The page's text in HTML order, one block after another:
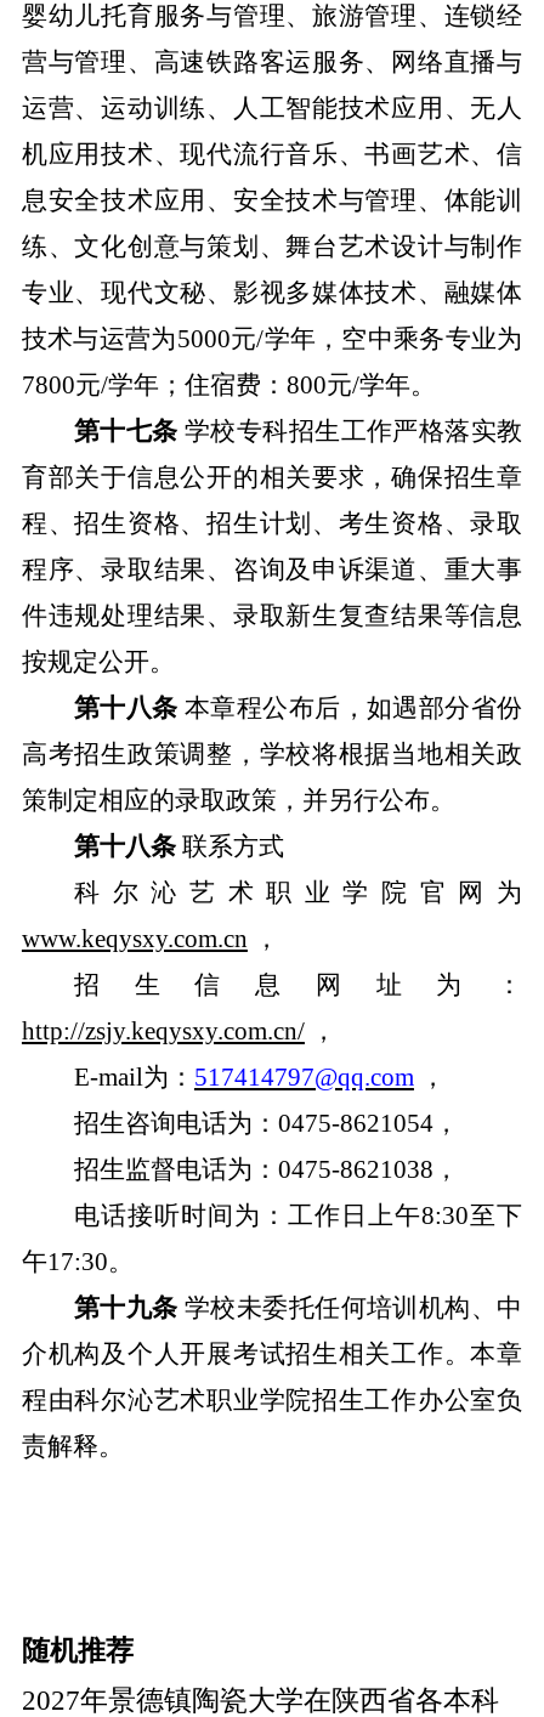
婴幼儿托育服务与管理、旅游管理、连锁经
营与管理、高速铁路客运服务、网络直播与
运营、运动训练、人工智能技术应用、无人
机应用技术、现代流行音乐、书画艺术、信
息安全技术应用、安全技术与管理、体能训
练、文化创意与策划、舞台艺术设计与制作
专业、现代文秘、影视多媒体技术、融媒体
技术与运营为5000元/学年，空中乘务专业为
7800元/学年；住宿费：800元/学年。
第十七条 学校专科招生工作严格落实教
育部关于信息公开的相关要求，确保招生章
程、招生资格、招生计划、考生资格、录取
程序、录取结果、咨询及申诉渠道、重大事
件违规处理结果、录取新生复查结果等信息
按规定公开。
第十八条 本章程公布后，如遇部分省份
高考招生政策调整， 学校将根据当地相关政
策制定相应的录取政策，并另行公布。
第十八条联系方式
科尔沁艺术职业学院官网 为
www.keqysxy.com.cn
，
招生信息网址 为
：
http://zsjy.keqysxy.com.cn/ ，
E-mail为 ： 517414797@qq.com ，
招生咨询电话为 ： 0475-8621054，
招生监督电话为 ： 0475-8621038 ，
电话接听时间为 ：工作日上午8:30至下
午17:30。
第十九条 学校未委托任何培训机构、中
介机构及个人开展考试招生相关工作。本章
程由科尔沁艺术职业学院招生工作办公室负
责解释。
随机推荐
2027年景德镇陶瓷大学在陕西省各本科